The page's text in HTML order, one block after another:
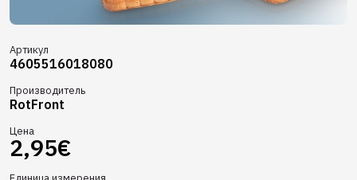
Артикул
4605516018080
Производитель
RotFront
Цена
2,95€